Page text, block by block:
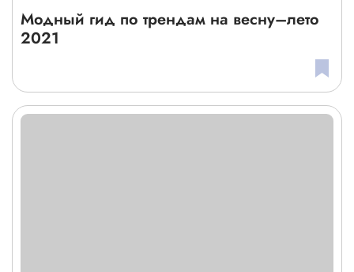
Модный гид по трендам на весну–лето
2021